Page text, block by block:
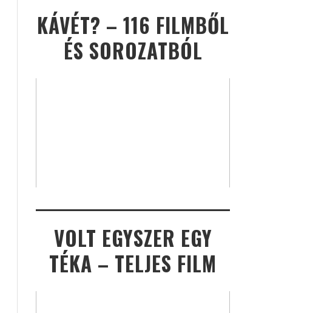
KÁVÉT? – 116 FILMBŐL
ÉS SOROZATBÓL
VOLT EGYSZER EGY
TÉKA – TELJES FILM